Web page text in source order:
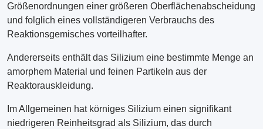
Größenordnungen einer größeren Oberflächenabscheidung
und folglich eines vollständigeren Verbrauchs des
Reaktionsgemisches vorteilhafter.
Andererseits enthält das Silizium eine bestimmte Menge an
amorphem Material und feinen Partikeln aus der
Reaktorauskleidung.
Im Allgemeinen hat körniges Silizium einen signifikant
niedrigeren Reinheitsgrad als Silizium, das durch